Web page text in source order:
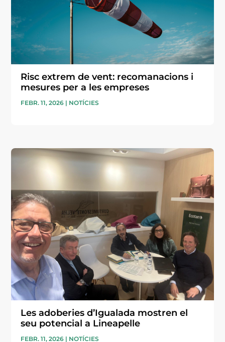
Risc extrem de vent: recomanacions i
mesures per a les empreses
FEBR. 11, 2026 | NOTÍCIES
Les adoberies d’Igualada mostren el
seu potencial a Lineapelle
FEBR. 11, 2026 | NOTÍCIES